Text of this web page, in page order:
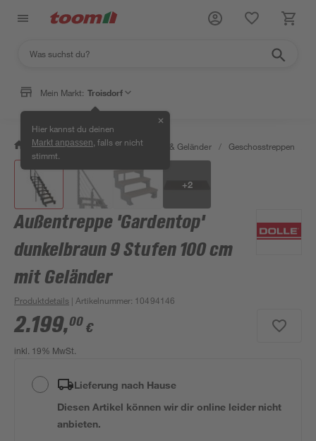
Mein Markt: Troisdorf
Hier kannst du deinen
Markt anpassen , falls er nicht
stimmt.
✕
/ Bauen & Renovieren / Treppen & Geländer / Geschosstreppen
+2
Außentreppe 'Gardentop'
dunkelbraun 9 Stufen 100 cm
mit Geländer
Produktdetails | Artikelnummer: 10494146
2.199,00 €
inkl. 19% MwSt.
Lieferung nach Hause
Diesen Artikel können wir dir online leider nicht
anbieten.